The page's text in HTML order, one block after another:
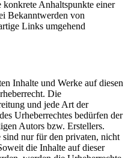
Anhaltspunkte einer
Bekanntwerden von
Links umgehend
Inhalte und Werke auf diesen
Die
und jede Art der
Urheberrechtes bedürfen der
Autors bzw. Erstellers.
nur für den privaten, nicht
die Inhalte auf dieser